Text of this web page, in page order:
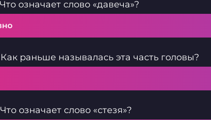
Что означает слово «давеча»?
Как раньше называлась эта часть головы?
Что означает слово «стезя»?